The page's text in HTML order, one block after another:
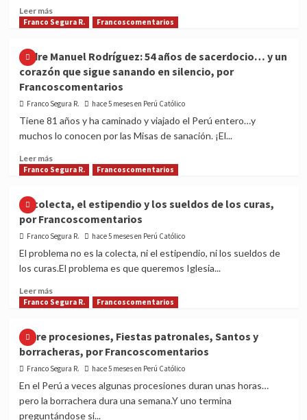
Francoscomentarios
Leer másRead
more
tres
cosas
que
Dios
sabe,
por
Franco Segura R. Francoscomentarios
Padre Manuel Rodríguez: 54 años de sacerdocio… y un
corazón que sigue sanando en silencio, por
Francoscomentarios
Franco Segura R. hace 5 meses en Perú Católico
Tiene 81 años y ha caminado y viajado el Perú entero…y
muchos lo conocen por las Misas de sanación. ¡El...
Leer másRead
more
Manuel
Rodríguez:
54
sacerdocio…
un
sigue
sanando
en
por
Francoscomentarios
Franco Segura R. Francoscomentarios
La colecta, el estipendio y los sueldos de los curas,
por Francoscomentarios
Franco Segura R. hace 5 meses en Perú Católico
El problema no es la colecta, ni el estipendio, ni los sueldos de
los curas.El problema es que queremos Iglesia...
Leer másRead
more
colecta,
el
estipendio
sueldos
Franco Segura R. Francoscomentarios
Entre procesiones, Fiestas patronales, Santos y
borracheras, por Francoscomentarios
Franco Segura R. hace 5 meses en Perú Católico
En el Perú a veces algunas procesiones duran unas horas…
pero la borrachera dura una semana.Y uno termina
preguntándose si...